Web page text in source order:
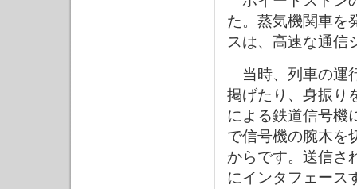
た。蒸気機関車を
スは、高速な通信
当時、列車の運
掲げたり、身振り
による鉄道信号機
で信号機の腕木を
からです。送信さ
にインタフェース